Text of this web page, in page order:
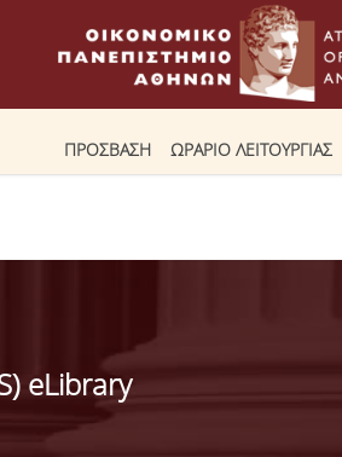
ΠΡΟΣΒΑΣΗ ΩΡΑΡΙΟ ΛΕΙΤΟΥΡΓΙΑΣ
eLibrary